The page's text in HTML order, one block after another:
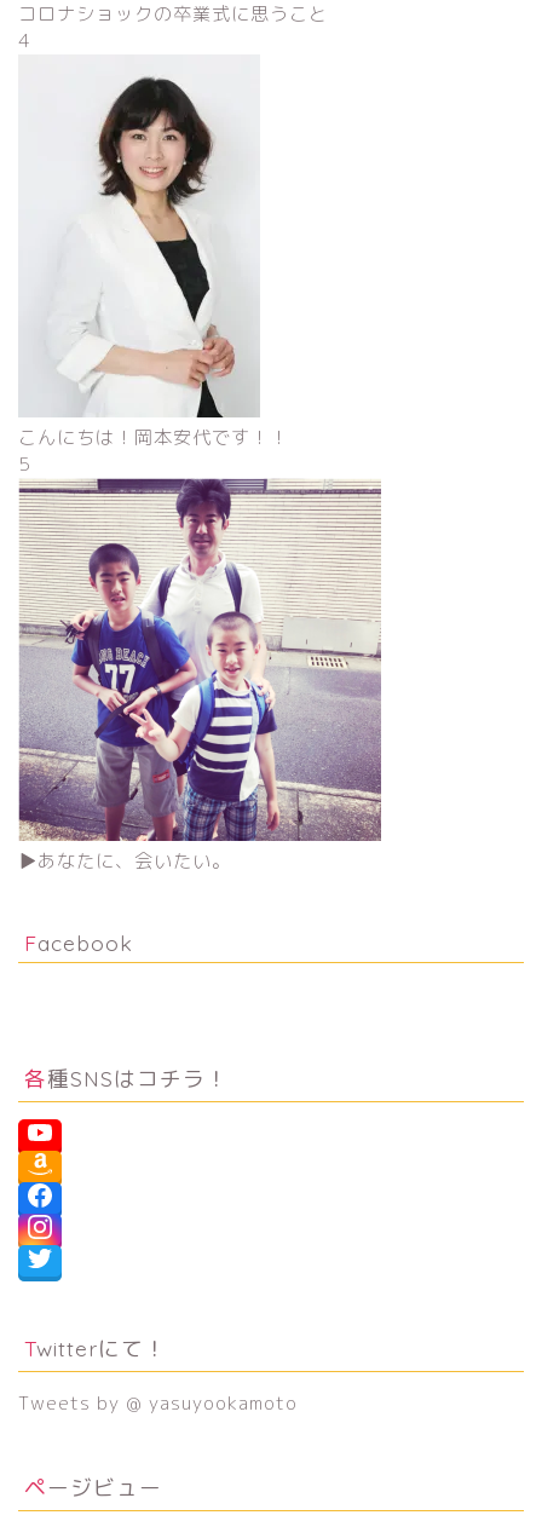
コロナショックの卒業式に思うこと
4
こんにちは！岡本安代です！！
5
▶︎あなたに、会いたい。
Facebook
各種SNSはコチラ！
Twitterにて！
Tweets by @ yasuyookamoto
ページビュー